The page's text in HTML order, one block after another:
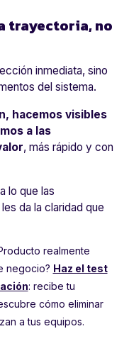
trayectoria, no
inmediata, sino
del sistema.
hacemos visibles
a las
, más rápido y con
lo que las
da la claridad que
realmente
negocio? Haz el test
: recibe tu
cómo eliminar
a tus equipos.